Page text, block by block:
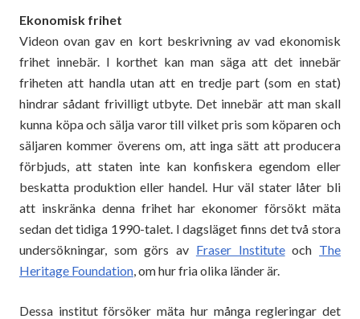
Ekonomisk frihet
Videon ovan gav en kort beskrivning av vad ekonomisk
frihet innebär. I korthet kan man säga att det innebär
friheten att handla utan att en tredje part (som en stat)
hindrar sådant frivilligt utbyte. Det innebär att man skall
kunna köpa och sälja varor till vilket pris som köparen och
säljaren kommer överens om, att inga sätt att producera
förbjuds, att staten inte kan konfiskera egendom eller
beskatta produktion eller handel. Hur väl stater låter bli
att inskränka denna frihet har ekonomer försökt mäta
sedan det tidiga 1990-talet. I dagsläget finns det två stora
undersökningar, som görs av Fraser Instituteoch The
Heritage Foundation, om hur fria olika länder är.
Dessa institut försöker mäta hur många regleringar det